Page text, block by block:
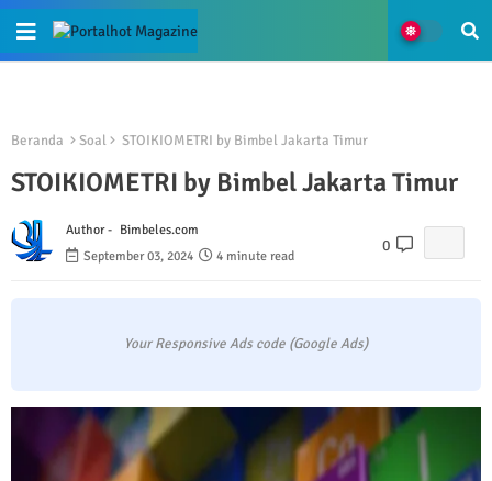
Beranda Soal STOIKIOMETRI by Bimbel Jakarta Timur
STOIKIOMETRI by Bimbel Jakarta Timur
Author - Bimbeles.com
September 03, 2024
4 minute read
0
Your Responsive Ads code (Google Ads)